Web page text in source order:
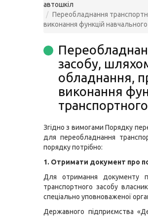
автошкіл
Переобладнання
виконання функцій
засобу,
обладнання,
виконання
Згідно з вимогами Порядку
для переобладнання
порядку потрібно:
1. Отримати документ про
Для отримання документу
транспортного засобу
спеціально уповноваженої
Державного підприємства